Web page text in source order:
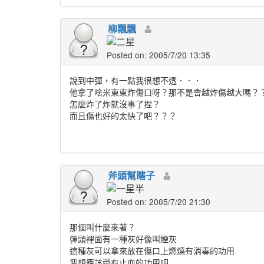
柳飄飄
Posted on: 2005/7/20 13:35
說到中彈，有一點我很想不透．．．
他拿了啥米東東炸傷口呀？那不是會越炸傷越大嗎？
怎麼炸了炸就沒事了捏？
而且傷也好的太快了吧？？？
斧頭幫瞎子
Posted on: 2005/7/20 21:30
那個叫什麼來著？
彈頭裡面有一種灰好像叫煙灰
這種灰可以拿來放在傷口上燃燒有消毒的功用